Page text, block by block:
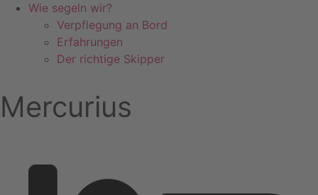
Wie segeln wir?
Verpflegung an Bord
Erfahrungen
Der richtige Skipper
Mercurius